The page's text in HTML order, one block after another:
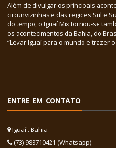
Além de divulgar os principais
circunvizinhas e das regiões Sul e
do tempo, o Iguaí Mix tornou-se
os acontecimentos da Bahia, do
“Levar Iguaí para o mundo e trazer o
ENTRE EM CONTATO
Iguaí . Bahia
(73) 988710421 (Whatsapp)